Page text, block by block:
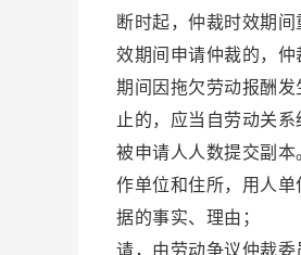
断时起，仲裁时效期
效期间申请仲裁的，
期间因拖欠劳动报酬
止的，应当自劳动关
被申请人人数提交副
作单位和住所，用人
据的事实、理由；
请，由劳动争议仲裁